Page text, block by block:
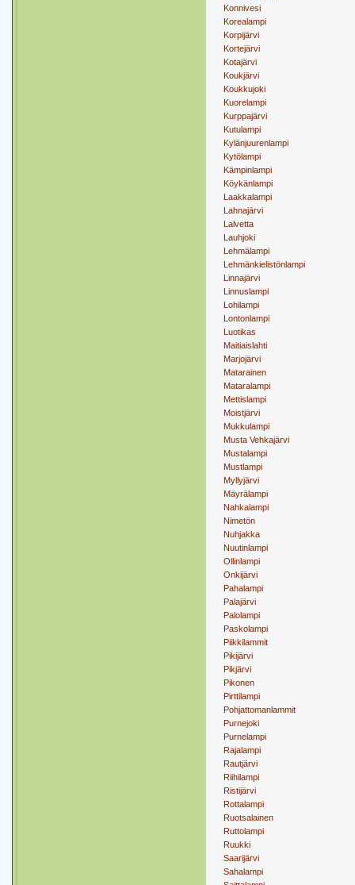
Konnivesi
Korealampi
Korpijärvi
Kortejärvi
Kotajärvi
Koukjärvi
Koukkujoki
Kuorelampi
Kurppajärvi
Kutulampi
Kylänjuurenlampi
Kytölampi
Kämpinlampi
Köykänlampi
Laakkalampi
Lahnajärvi
Lalvetta
Lauhjoki
Lehmälampi
Lehmänkielistönlampi
Linnajärvi
Linnuslampi
Lohilampi
Lontonlampi
Luotikas
Maitiaislahti
Marjojärvi
Matarainen
Mataralampi
Mettislampi
Moistjärvi
Mukkulampi
Musta Vehkajärvi
Mustalampi
Mustlampi
Myllyjärvi
Mäyrälampi
Nahkalampi
Nimetön
Nuhjakka
Nuutinlampi
Ollinlampi
Onkijärvi
Pahalampi
Palajärvi
Palolampi
Paskolampi
Piikkilammit
Pikijärvi
Pikjärvi
Pikonen
Pirttilampi
Pohjattomanlammit
Purnejoki
Purnelampi
Rajalampi
Rautjärvi
Riihilampi
Ristijärvi
Rottalampi
Ruotsalainen
Ruttolampi
Ruukki
Saarijärvi
Sahalampi